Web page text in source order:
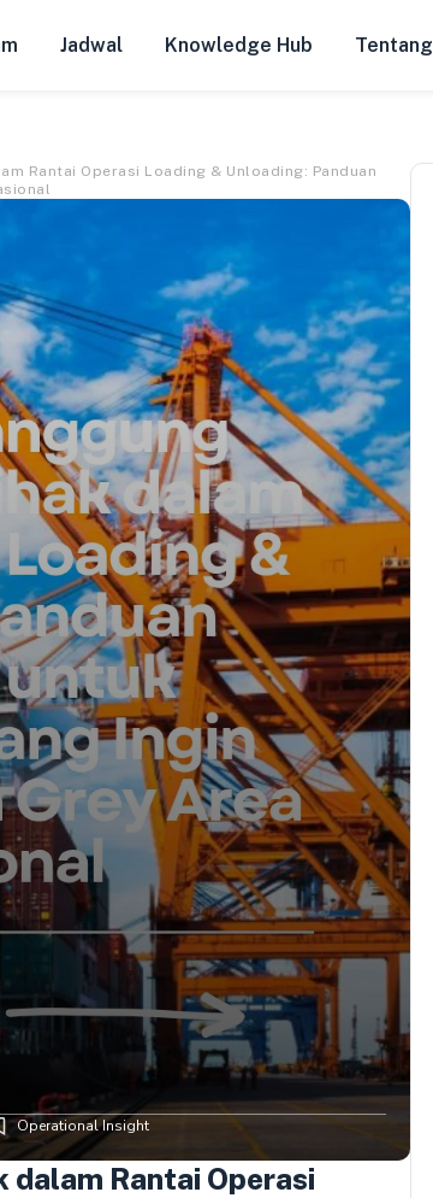
Jadwal Knowledge Hub Tentang
Rantai Operasi Loading & Unloading: Panduan
Operational Insight
dalam Rantai Operasi